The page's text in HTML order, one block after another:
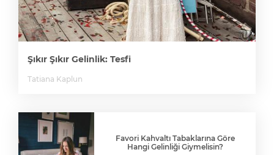
Şıkır Şıkır Gelinlik: Tesfi
Tatiana Kaplun
Favori Kahvaltı Tabaklarına Göre
Hangi Gelinliği Giymelisin?